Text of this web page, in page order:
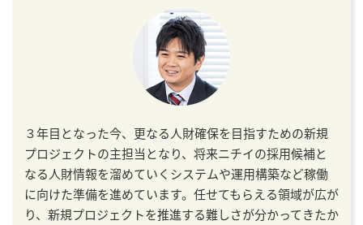
３年目となった今、更なる人財確保を目指すための新規
プロジェクトの主担当となり、将来ニチイの採用候補と
なる人財情報を溜めていくシステムや運用構築など稼働
に向けた準備を進めています。任せてもらえる領域が広が
り、新規プロジェクトを推進する難しさが分かってきたか